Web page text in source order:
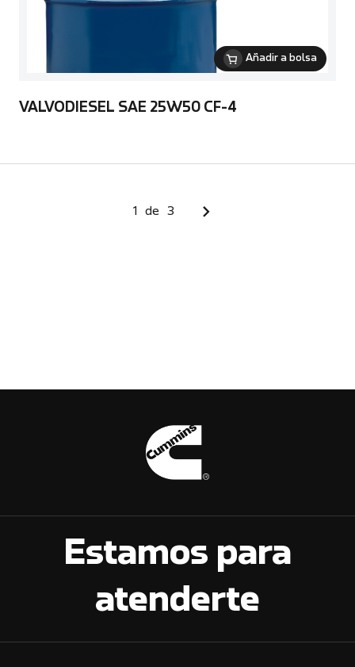
Añadir a bolsa
VALVODIESEL SAE 25W50 CF-4
1 de 3
Estamos para
atenderte